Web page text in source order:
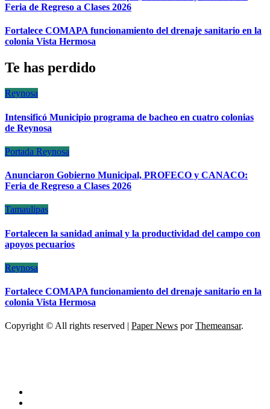
Feria de Regreso a Clases 2026
Fortalece COMAPA funcionamiento del drenaje sanitario en la
colonia Vista Hermosa
Te has perdido
Reynosa
Intensificó Municipio programa de bacheo en cuatro colonias
de Reynosa
Portada Reynosa
Anunciaron Gobierno Municipal, PROFECO y CANACO:
Feria de Regreso a Clases 2026
Tamaulipas
Fortalecen la sanidad animal y la productividad del campo con
apoyos pecuarios
Reynosa
Fortalece COMAPA funcionamiento del drenaje sanitario en la
colonia Vista Hermosa
Copyright © All rights reserved | Paper News porThemeansar.